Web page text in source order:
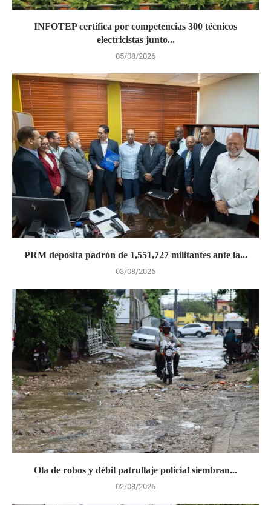
INFOTEP certifica por competencias 300 técnicos
electricistas junto...
05/08/2026
PRM deposita padrón de 1,551,727 militantes ante la...
03/08/2026
Ola de robos y débil patrullaje policial siembran...
02/08/2026